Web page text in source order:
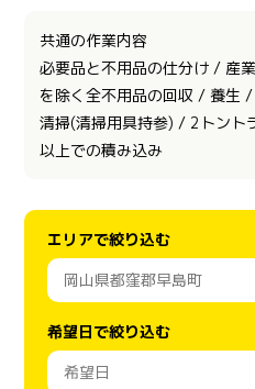
共通の作業内容
必要品と不用品の仕分け / 産
を除く全不用品の回収 / 養生
清掃(清掃用具持参) / 2トント
以上での積み込み
エリアで絞り込む
希望日で絞り込む